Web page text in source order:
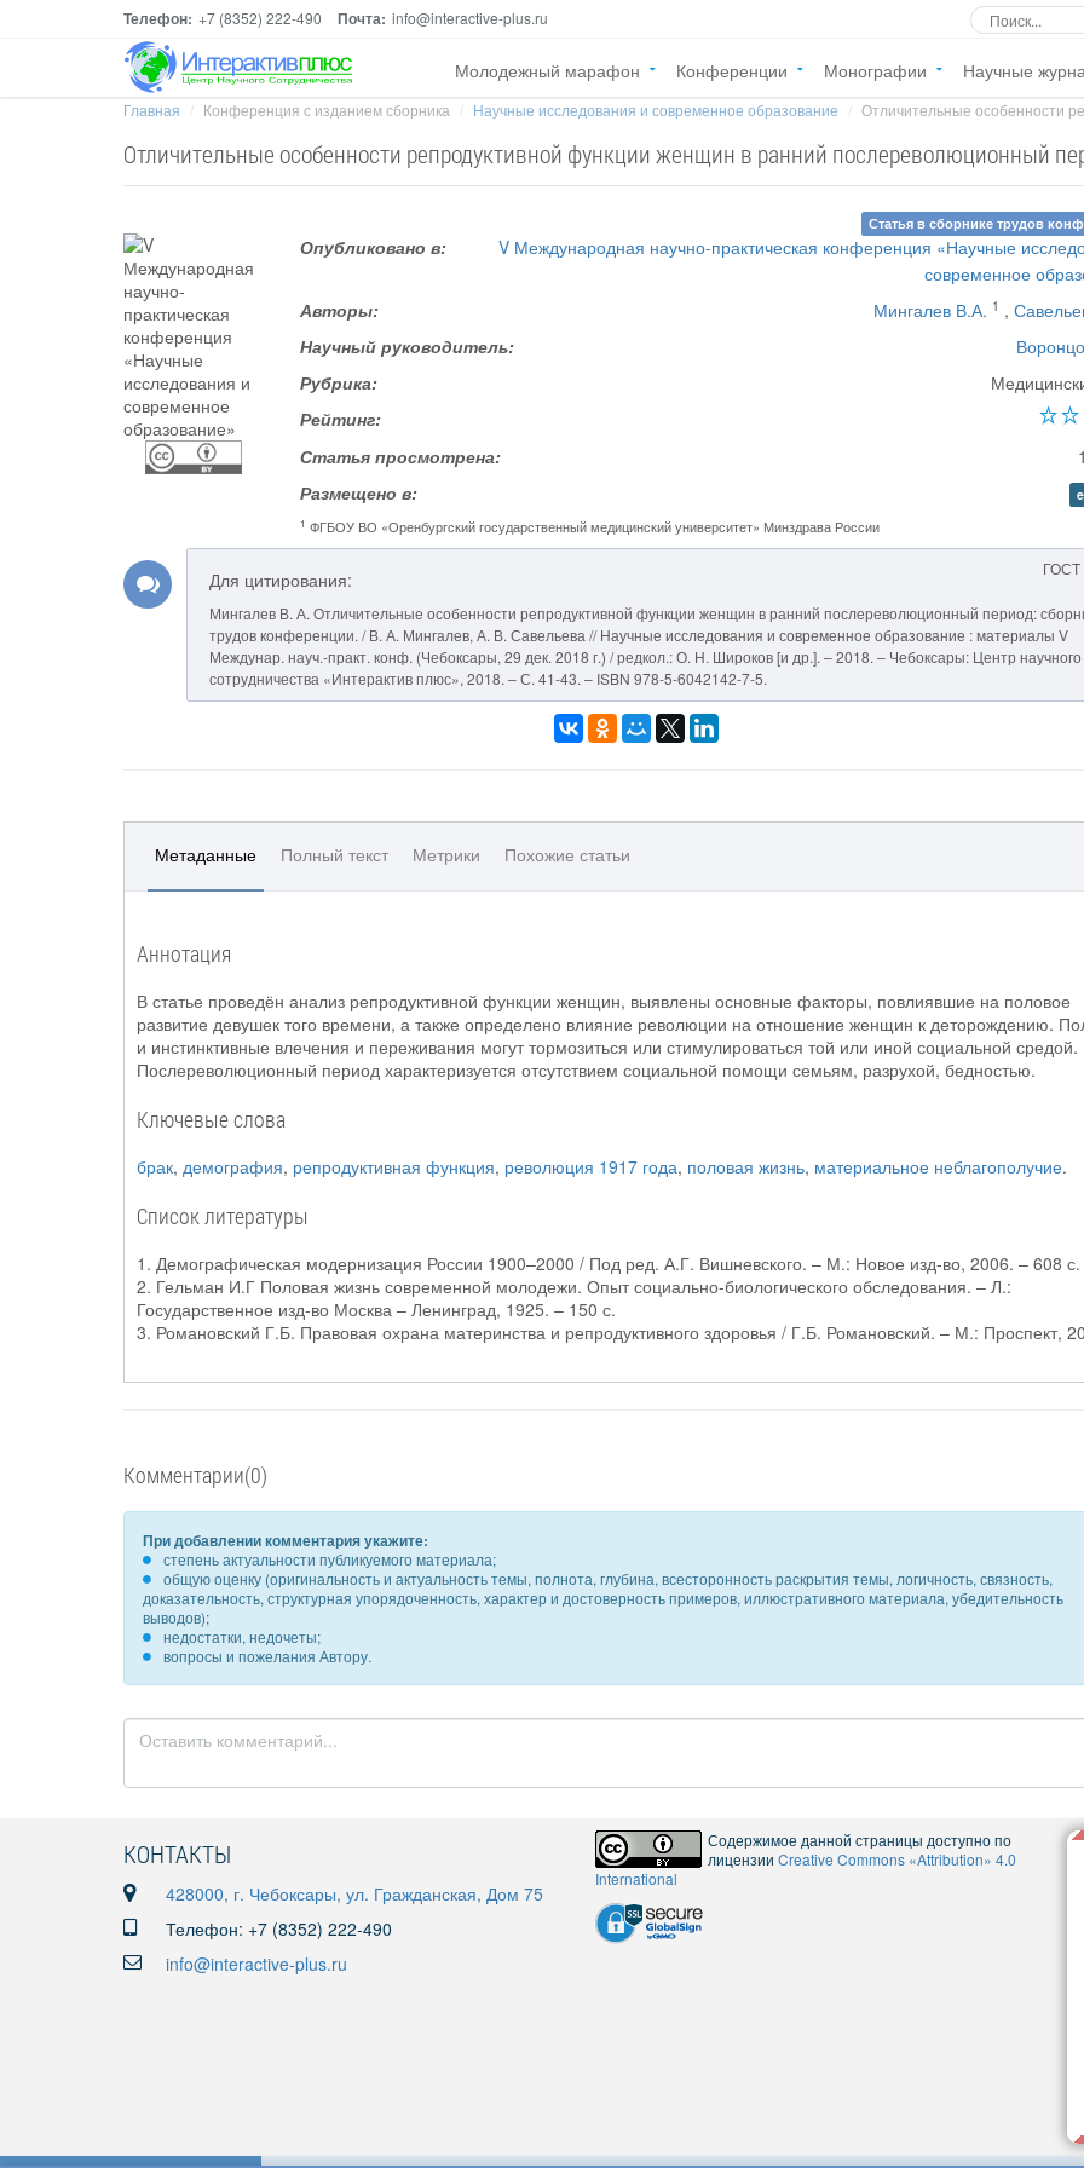
Телефон: +7 (8352) 222-490 Почта: info@interactive-plus.ru
Молодежный марафон Конференции Монографии Научные
Главная Конференция с изданием сборника Научные исследования и современное образование Отличительные особенности
Отличительные особенности репродуктивной функции женщин в ранний послереволюционный
Статья в сборнике трудов
Опубликовано в:
V Международная научно-практическая конференция «Научные
современное
Авторы:
Мингалев В.А. 1 ,
Научный руководитель:
Рубрика:
Рейтинг:
Статья просмотрена:
Размещено в:
1 ФГБОУ ВО «Оренбургский государственный медицинский университет» Минздрава России
ГОСТ
Для цитирования:
Мингалев В. А. Отличительные особенности репродуктивной функции женщин в ранний послереволюционный период:
трудов конференции. / В. А. Мингалев, А. В. Савельева // Научные исследования и современное образование : материалы V
Междунар. науч.-практ. конф. (Чебоксары, 29 дек. 2018 г.) / редкол.: О. Н. Широков [и др.]. – 2018. – Чебоксары: Центр научного
сотрудничества «Интерактив плюс», 2018. – С. 41-43. – ISBN 978-5-6042142-7-5.
Метаданные Полный текст Метрики Похожие статьи
Аннотация
В статье проведён анализ репродуктивной функции женщин, выявлены основные факторы, повлиявшие на половое
развитие девушек того времени, а также определено влияние революции на отношение женщин к деторождению.
и инстинктивные влечения и переживания могут тормозиться или стимулироваться той или иной социальной средой.
Послереволюционный период характеризуется отсутствием социальной помощи семьям, разрухой, бедностью.
Ключевые слова
брак, демография, репродуктивная функция, революция 1917 года, половая жизнь, материальное неблагополучие.
Список литературы
1. Демографическая модернизация России 1900–2000 / Под ред. А.Г. Вишневского. – М.: Новое изд-во, 2006. – 608 с.
2. Гельман И.Г Половая жизнь современной молодежи. Опыт социально-биологического обследования. – Л.:
Государственное изд-во Москва – Ленинград, 1925. – 150 с.
3. Романовский Г.Б. Правовая охрана материнства и репродуктивного здоровья / Г.Б. Романовский. – М.: Проспект,
Комментарии(0)
При добавлении комментария укажите:
степень актуальности публикуемого материала;
общую оценку (оригинальность и актуальность темы, полнота, глубина, всесторонность раскрытия темы, логичность, связность,
доказательность, структурная упорядоченность, характер и достоверность примеров, иллюстративного материала, убедительность
выводов);
недостатки, недочеты;
вопросы и пожелания Автору.
КОНТАКТЫ
428000, г. Чебоксары, ул. Гражданская, Дом 75
Телефон: +7 (8352) 222-490
info@interactive-plus.ru
Содержимое данной страницы доступно по
лицензии Creative Commons «Attribution» 4.0
International